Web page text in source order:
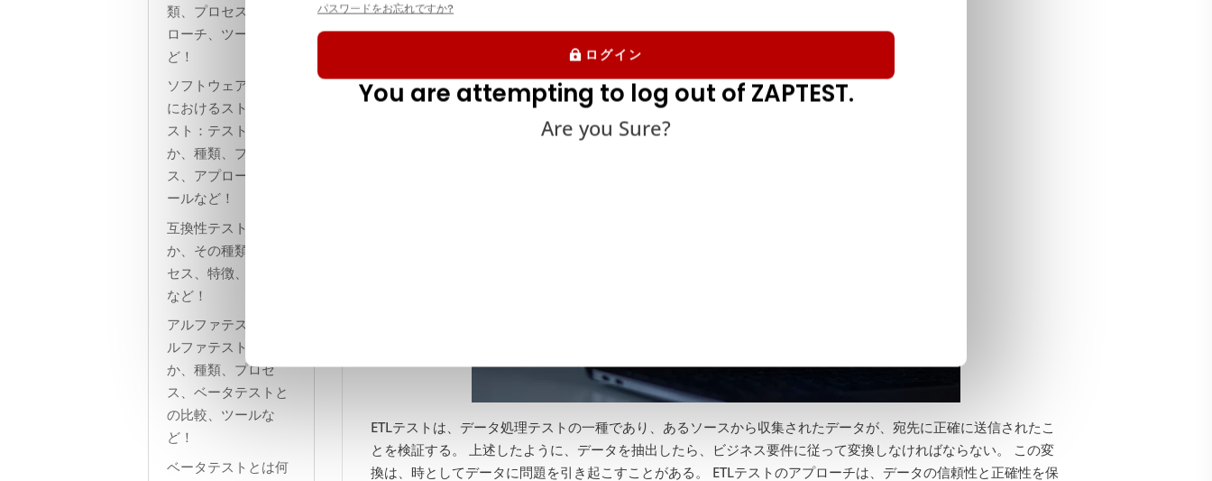
ETLテストとは何か？
ETLテストは、データ処理テストの一種であり、あるソースから収集されたデータが、宛先に正確に送信されたこ
とを検証する。 上述したように、データを抽出したら、ビジネス要件に従って変換しなければならない。 この変
換は、時としてデータに問題を引き起こすことがある。 ETLテストのアプローチは、データの信頼性と正確性を保
類、プロセス、アプ
ローチ、ツールな
ど！
ソフトウェアテスト
におけるストレステ
スト：テストとは何
か、種類、プロセ
ス、アプローチ、ツ
ールなど！
互換性テストとは何
か、その種類、プロ
セス、特徴、ツール
など！
アルファテスト - ア
ルファテストとは何
か、種類、プロセ
ス、ベータテストと
の比較、ツールな
ど！
ベータテストとは何
パスワードをお忘れですか?
ログイン
You are attempting to log out of ZAPTEST.
Are you Sure?